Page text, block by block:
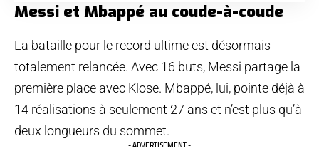
Messi et Mbappé au coude-à-coude
La bataille pour le record ultime est désormais
totalement relancée. Avec 16 buts, Messi partage la
première place avec Klose. Mbappé, lui, pointe déjà à
14 réalisations à seulement 27 ans et n’est plus qu’à
deux longueurs du sommet.
- ADVERTISEMENT -